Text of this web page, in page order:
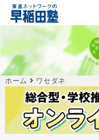
ホーム ワセダネ